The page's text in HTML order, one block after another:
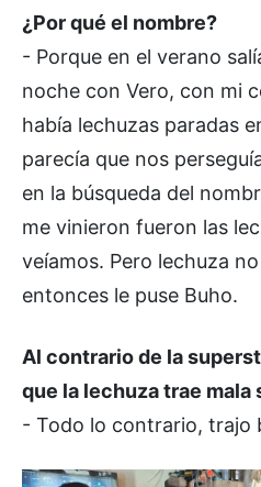
¿Por qué el nombre?
- Porque en el verano
noche con Vero, con mi
había lechuzas paradas
parecía que nos
en la búsqueda del
me vinieron fueron las
veíamos. Pero lechuza
entonces le puse Buho.
Al contrario de la
que la lechuza trae mala
- Todo lo contrario, trajo